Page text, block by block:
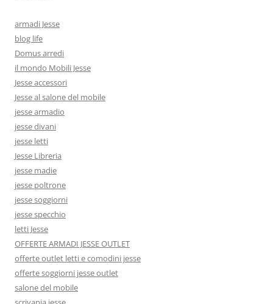
armadi Jesse
blog life
Domus arredi
il mondo Mobili Jesse
Jesse accessori
Jesse al salone del mobile
jesse armadio
jesse divani
jesse letti
Jesse Libreria
jesse madie
jesse poltrone
jesse soggiorni
jesse specchio
letti Jesse
OFFERTE ARMADI JESSE OUTLET
offerte outlet letti e comodini jesse
offerte soggiorni jesse outlet
salone del mobile